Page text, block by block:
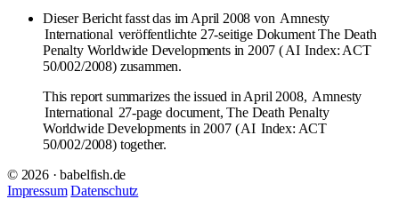
Dieser Bericht fasst das im April 2008 von Amnesty
International veröffentlichte 27-seitige Dokument The Death
Penalty Worldwide Developments in 2007 (AI Index: ACT
50/002/2008) zusammen.
This report summarizes the issued in April 2008, Amnesty
International 27-page document, The Death Penalty
Worldwide Developments in 2007 (AI Index: ACT
50/002/2008) together.
© 2026 · babelfish.de
Impressum Datenschutz